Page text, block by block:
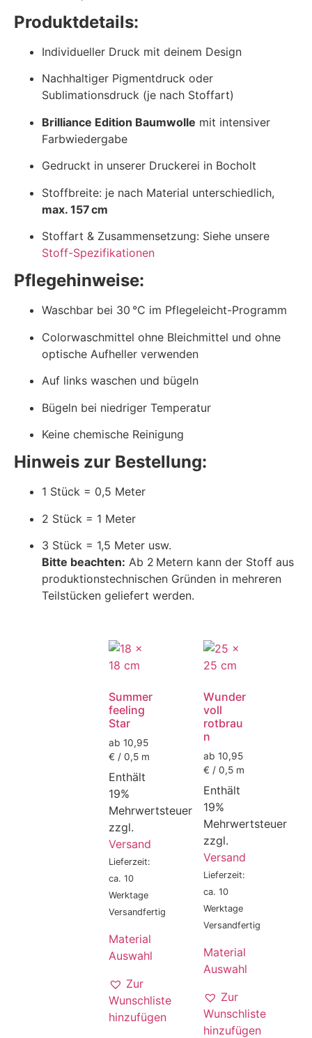
Produktdetails:
Individueller Druck mit deinem Design
Nachhaltiger Pigmentdruck oder
Sublimationsdruck (je nach Stoffart)
Brilliance Edition Baumwolle mit intensiver
Farbwiedergabe
Gedruckt in unserer Druckerei in Bocholt
Stoffbreite: je nach Material unterschiedlich,
max. 157 cm
Stoffart & Zusammensetzung: Siehe unsere
Stoff-Spezifikationen
Pflegehinweise:
Waschbar bei 30 °C im Pflegeleicht-Programm
Colorwaschmittel ohne Bleichmittel und ohne
optische Aufheller verwenden
Auf links waschen und bügeln
Bügeln bei niedriger Temperatur
Keine chemische Reinigung
Hinweis zur Bestellung:
1 Stück = 0,5 Meter
2 Stück = 1 Meter
3 Stück = 1,5 Meter usw.
Bitte beachten: Ab 2 Metern kann der Stoff aus
produktionstechnischen Gründen in mehreren
Teilstücken geliefert werden.
Summer
feeling
Star
ab 10,95
€ / 0,5 m
Enthält
19%
Mehrwertsteuer
zzgl.
Versand
Lieferzeit:
ca. 10
Werktage
Versandfertig
Material
Auswahl
Zur
Wunschliste
hinzufügen
Wunder
voll
rotbrau
n
ab 10,95
€ / 0,5 m
Enthält
19%
Mehrwertsteuer
zzgl.
Versand
Lieferzeit:
ca. 10
Werktage
Versandfertig
Material
Auswahl
Zur
Wunschliste
hinzufügen